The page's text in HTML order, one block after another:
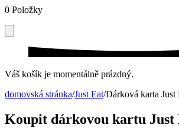
0 Položky
Váš košík je momentálně prázdný.
domovská stránka/Just Eat/Dárková karta Just
Koupit dárkovou kartu Just